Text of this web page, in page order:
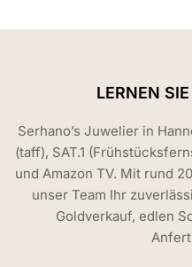
LERNEN
Serhano’s Juwelier in
(taff), SAT.1
und Amazon TV. Mit rund
unser Team Ihr
Goldverkauf, edlen